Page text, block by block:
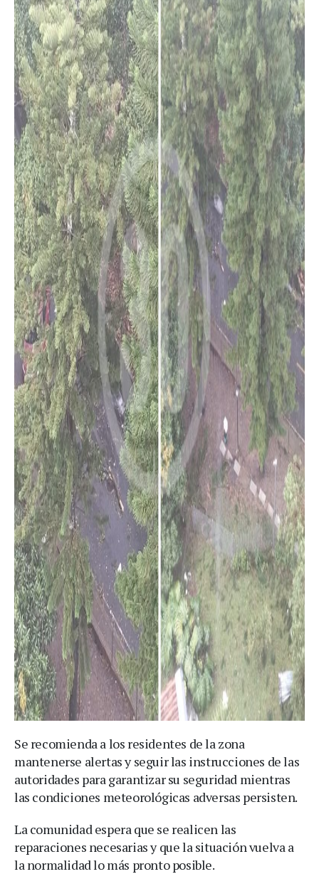
Se recomienda a los residentes de la zona
mantenerse alertas y seguir las instrucciones de las
autoridades para garantizar su seguridad mientras
las condiciones meteorológicas adversas persisten.
La comunidad espera que se realicen las
reparaciones necesarias y que la situación vuelva a
la normalidad lo más pronto posible.